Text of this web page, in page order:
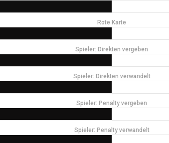
Rote Karte
Spieler: Direkten vergeben
Spieler: Direkten verwandelt
Spieler: Penalty vergeben
Spieler: Penalty verwandelt